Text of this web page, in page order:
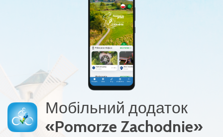
Мобільний додаток
«Pomorze Zachodnie»